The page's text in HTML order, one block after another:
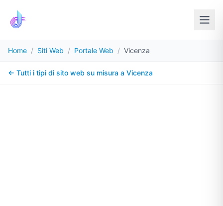
Home / Siti Web / Portale Web / Vicenza
← Tutti i tipi di sito web su misura a Vicenza